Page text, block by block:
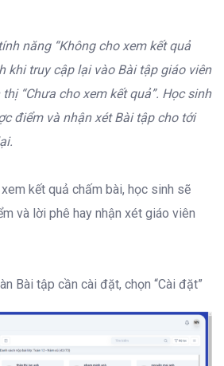
năng “Không cho xem kết quả
khi truy cập lại vào Bài tập giáo viên
“Chưa cho xem kết quả”. Học sinh
điểm và nhận xét Bài tập cho tới
kết quả chấm bài, học sinh sẽ
và lời phê hay nhận xét giáo viên
Bài tập cần cài đặt, chọn “Cài đặt”